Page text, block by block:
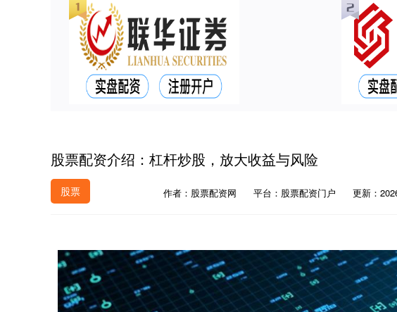
股票配资介绍：杠杆炒股，放大收益与风险
股票 作者：股票配资网 平台：股票配资门户 更新：